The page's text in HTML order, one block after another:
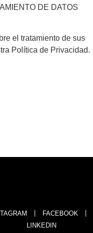
DE DATOS
el tratamiento de sus
Política de Privacidad.
FACEBOOK
LINKEDIN